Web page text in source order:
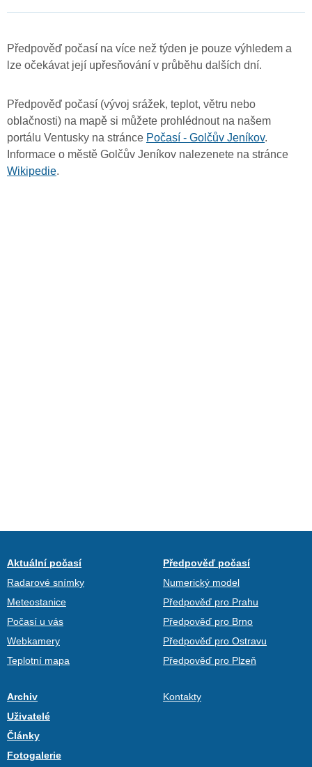
Předpověď počasí na více než týden je pouze výhledem a
lze očekávat její upřesňování v průběhu dalších dní.
Předpověď počasí (vývoj srážek, teplot, větru nebo
oblačnosti) na mapě si můžete prohlédnout na našem
portálu Ventusky na stránce Počasí - Golčův Jeníkov.
Informace o městě Golčův Jeníkov nalezenete na stránce
Wikipedie.
Aktuální počasí
Radarové snímky
Meteostanice
Počasí u vás
Webkamery
Teplotní mapa
Předpověď počasí
Numerický model
Předpověď pro Prahu
Předpověď pro Brno
Předpověď pro Ostravu
Předpověď pro Plzeň
Archiv
Uživatelé
Články
Fotogalerie
Kontakty